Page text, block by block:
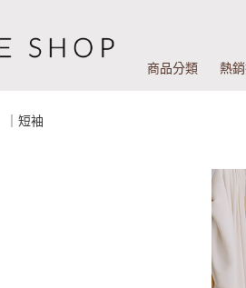
商品分類 熱
｜短袖